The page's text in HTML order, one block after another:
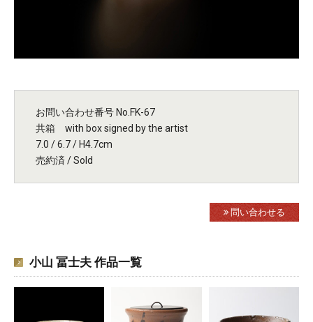
お問い合わせ番号 No.FK-67
共箱 with box signed by the artist
7.0 / 6.7 / H4.7cm
売約済 / Sold
問い合わせる
小山 冨士夫 作品一覧